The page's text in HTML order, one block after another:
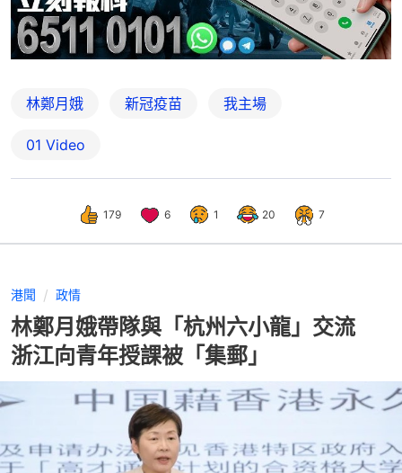
林鄭月娥 新冠疫苗 我主場
01 Video
179 6 1 20 7
港聞 政情
林鄭月娥帶隊與「杭州六小龍」交流
浙江向青年授課被「集郵」